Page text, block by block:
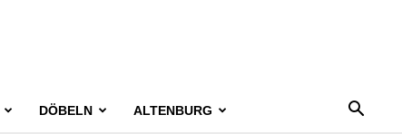
DÖBELN ALTENBURG